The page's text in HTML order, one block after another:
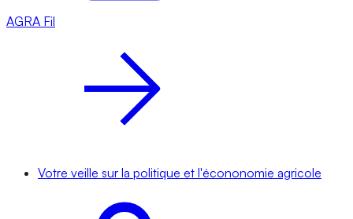
AGRA Fil
Votre veille sur la politique et l'écononomie agricole